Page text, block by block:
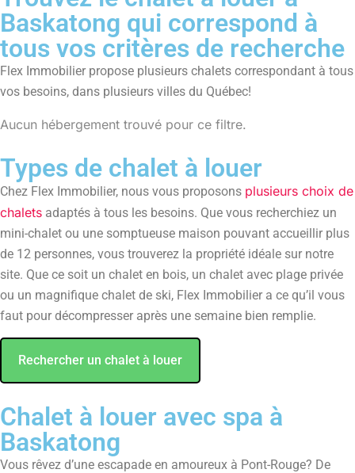
Baskatong qui correspond à
tous vos critères de recherche
Flex Immobilier propose plusieurs chalets correspondant à tous
vos besoins, dans plusieurs villes du Québec!
Aucun hébergement trouvé pour ce filtre.
Types de chalet à louer
Chez Flex Immobilier, nous vous proposons plusieurs choix de
chalets adaptés à tous les besoins. Que vous recherchiez un
mini-chalet ou une somptueuse maison pouvant accueillir plus
de 12 personnes, vous trouverez la propriété idéale sur notre
site. Que ce soit un chalet en bois, un chalet avec plage privée
ou un magnifique chalet de ski, Flex Immobilier a ce qu’il vous
faut pour décompresser après une semaine bien remplie.
Rechercher un chalet à louer
Chalet à louer avec spa à
Baskatong
Vous rêvez d’une escapade en amoureux à Pont-Rouge? De